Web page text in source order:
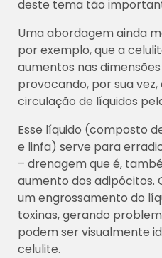
deste tema tão
Uma abordagem ainda
por exemplo, que a
aumentos nas
provocando, por sua
circulação de líquidos
Esse líquido (composto
e linfa) serve para
– drenagem que é,
aumento dos adipócitos.
um engrossamento do
toxinas, gerando
podem ser visualmente
celulite.